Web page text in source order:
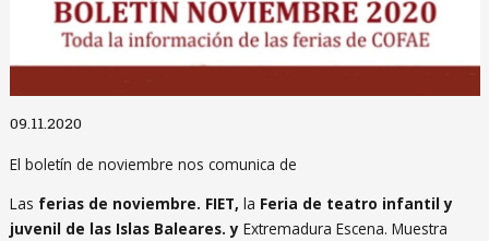
09.11.2020
El boletín de noviembre nos comunica de
Las ferias de noviembre. FIET, la Feria de teatro infantil y
juvenil de las Islas Baleares. y Extremadura Escena. Muestra